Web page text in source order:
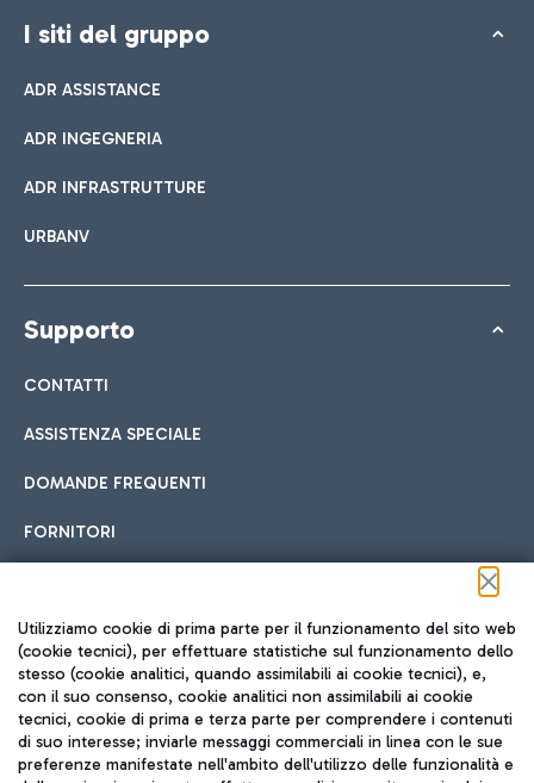
I siti del gruppo
ADR ASSISTANCE
ADR INGEGNERIA
ADR INFRASTRUTTURE
URBANV
Supporto
CONTATTI
ASSISTENZA SPECIALE
DOMANDE FREQUENTI
FORNITORI
Seguici sui social
TRAVEL JOURNAL
Utilizziamo cookie di prima parte per il funzionamento del sito web
(cookie tecnici), per effettuare statistiche sul funzionamento dello
stesso (cookie analitici, quando assimilabili ai cookie tecnici), e,
con il suo consenso, cookie analitici non assimilabili ai cookie
tecnici, cookie di prima e terza parte per comprendere i contenuti
di suo interesse; inviarle messaggi commerciali in linea con le sue
preferenze manifestate nell'ambito dell'utilizzo delle funzionalità e